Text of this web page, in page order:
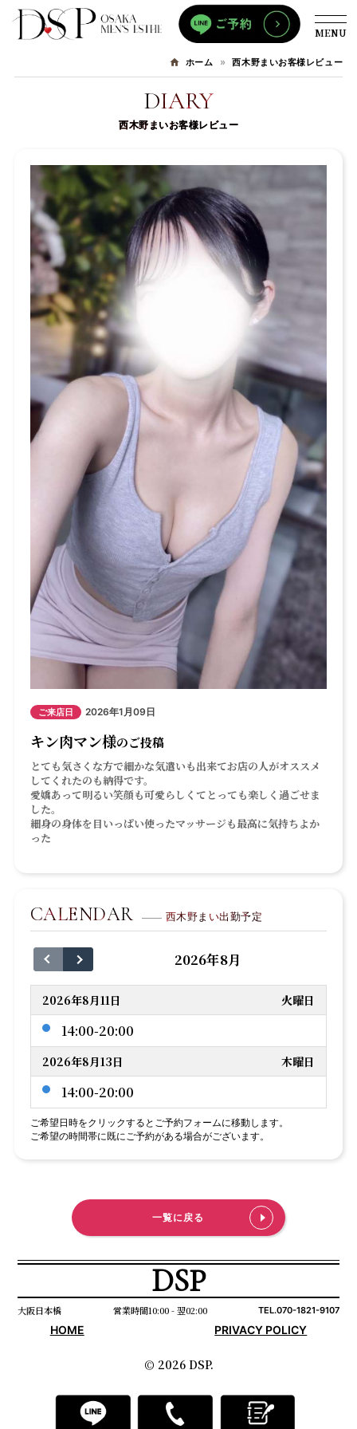
ホーム 西木野まいお客様レビュー
MENU
DIARY
西木野まいお客様レビュー
ご来店日 2026年1月09日
キン肉マン様のご投稿
とても気さくな方で細かな気遣いも出来てお店の人がオススメ
してくれたのも納得です。
愛嬌あって明るい笑顔も可愛らしくてとっても楽しく過ごせま
した。
細身の身体を目いっぱい使ったマッサージも最高に気持ちよか
った
CALENDAR 西木野まい出勤予定
2026年8月
2026年8月11日 火曜日
14:00-20:00
2026年8月13日 木曜日
14:00-20:00
ご希望日時をクリックするとご予約フォームに移動します。
ご希望の時間帯に既にご予約がある場合がございます。
一覧に戻る
DSP
大阪日本橋 営業時間10:00 - 翌02:00 TEL.070-1821-9107
HOME PRIVACY POLICY
© 2026 DSP.